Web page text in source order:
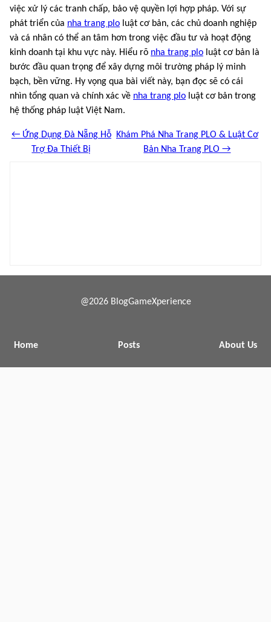
việc xử lý các tranh chấp, bảo vệ quyền lợi hợp pháp. Với sự
phát triển của nha trang plo luật cơ bản, các chủ doanh nghiệp
và cá nhân có thể an tâm hơn trong việc đầu tư và hoạt động
kinh doanh tại khu vực này. Hiểu rõ nha trang plo luật cơ bản là
bước đầu quan trọng để xây dựng môi trường pháp lý minh
bạch, bền vững. Hy vọng qua bài viết này, bạn đọc sẽ có cái
nhìn tổng quan và chính xác về nha trang plo luật cơ bản trong
hệ thống pháp luật Việt Nam.
← Ứng Dụng Đà Nẵng Hỗ
Trợ Đa Thiết Bị
Khám Phá Nha Trang PLO & Luật Cơ
Bản Nha Trang PLO →
@2026 BlogGameXperience
Home Posts About Us